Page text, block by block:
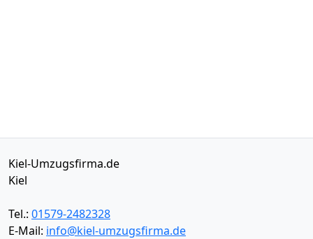
Kiel-Umzugsfirma.de
Kiel
Tel.: 01579-2482328
E-Mail: info@kiel-umzugsfirma.de